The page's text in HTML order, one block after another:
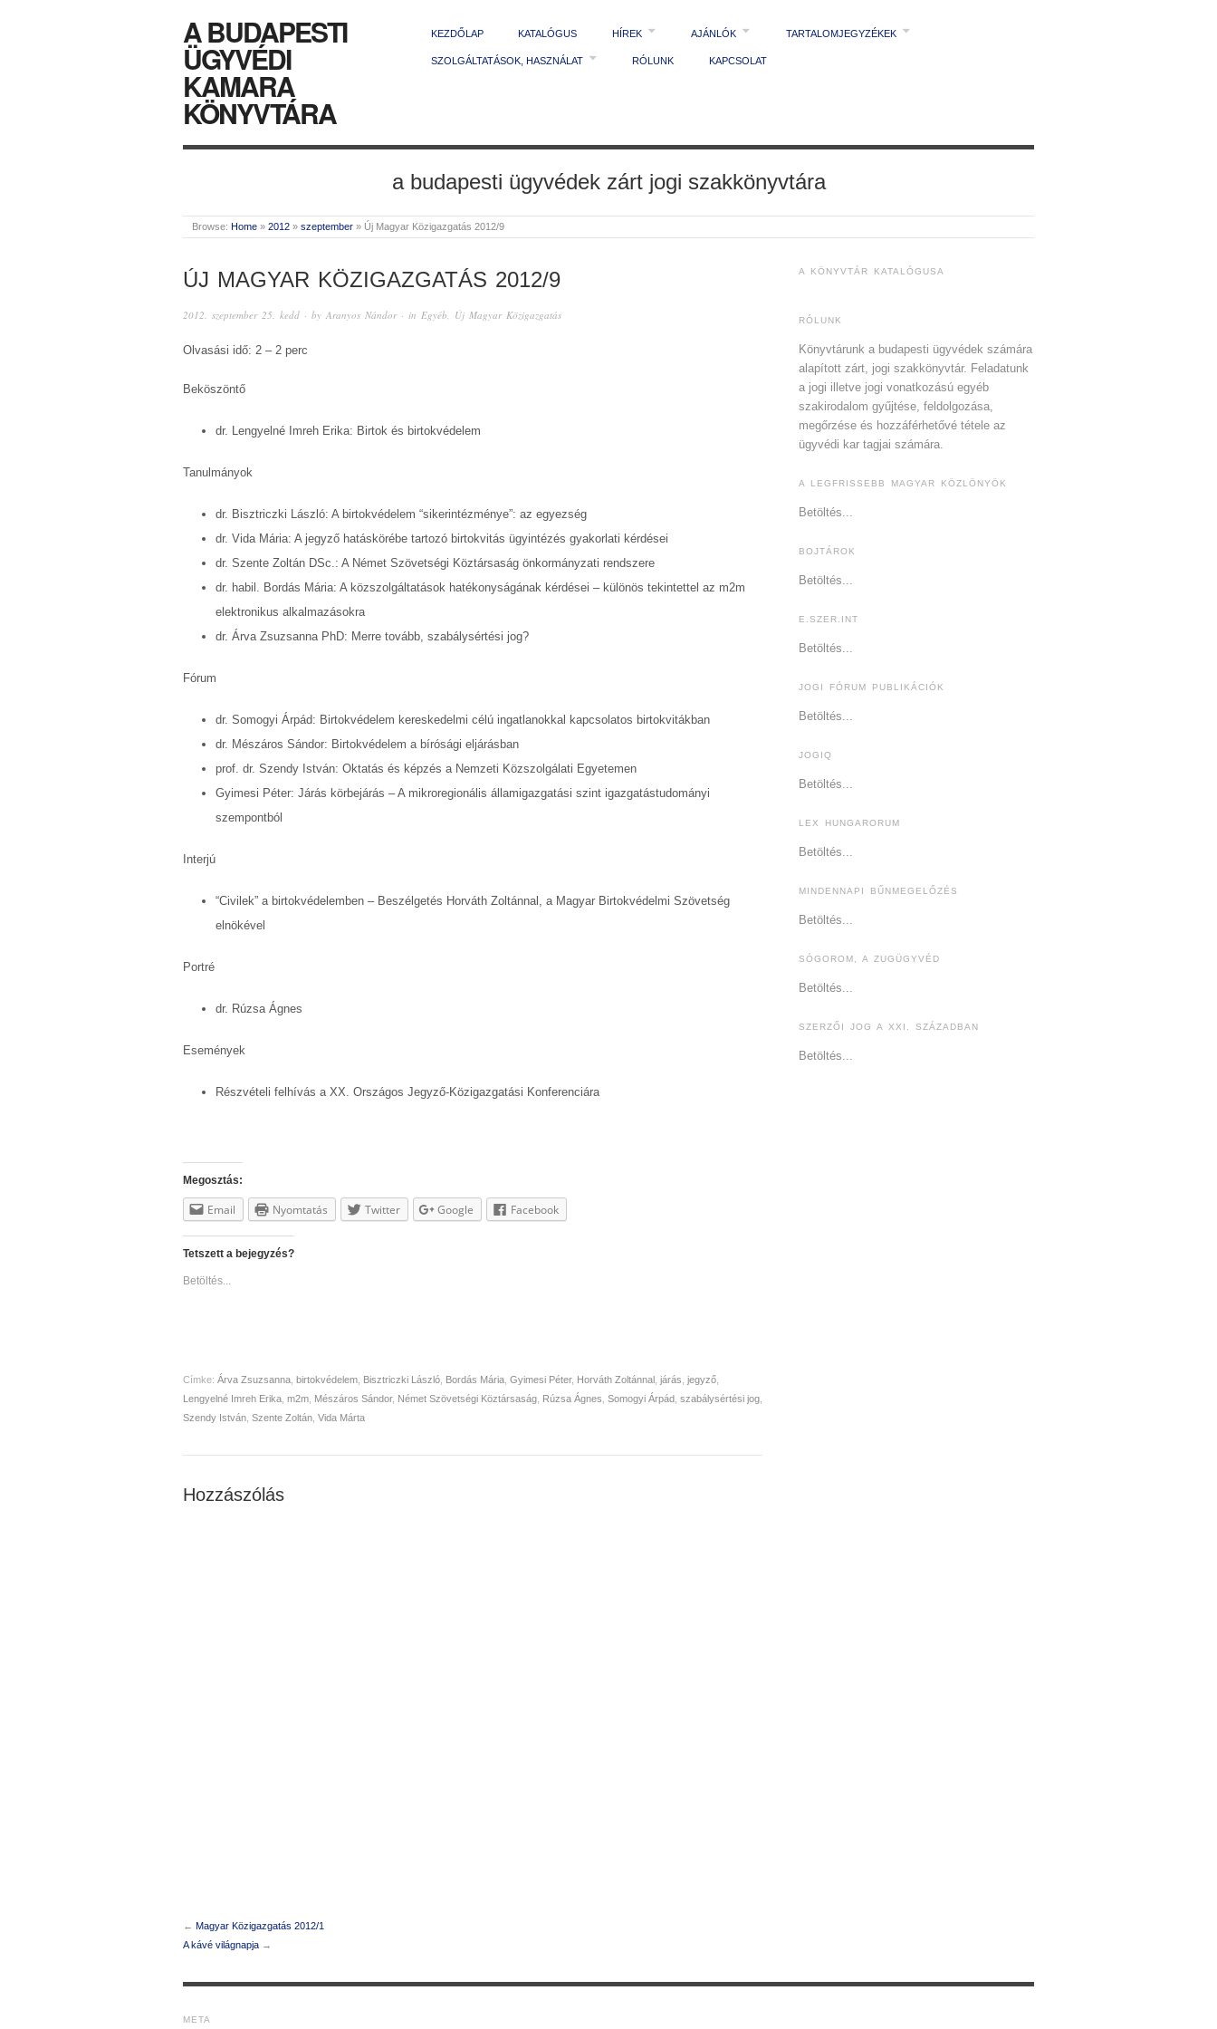
A BUDAPESTI
ÜGYVÉDI
KAMARA
KÖNYVTÁRA
KEZDŐLAP KATALÓGUS HÍREK AJÁNLÓK TARTALOMJEGYZÉKEK
SZOLGÁLTATÁSOK, HASZNÁLAT RÓLUNK KAPCSOLAT
a budapesti ügyvédek zárt jogi szakkönyvtára
Browse: Home » 2012 » szeptember » Új Magyar Közigazgatás 2012/9
ÚJ MAGYAR KÖZIGAZGATÁS 2012/9
2012. szeptember 25. kedd · by Aranyos Nándor· in Egyéb, Új Magyar Közigazgatás
Olvasási idő: 2 – 2 perc
Beköszöntő
dr. Lengyelné Imreh Erika: Birtok és birtokvédelem
Tanulmányok
dr. Bisztriczki László: A birtokvédelem “sikerintézménye”: az egyezség
dr. Vida Mária: A jegyző hatáskörébe tartozó birtokvitás ügyintézés gyakorlati kérdései
dr. Szente Zoltán DSc.: A Német Szövetségi Köztársaság önkormányzati rendszere
dr. habil. Bordás Mária: A közszolgáltatások hatékonyságának kérdései – különös tekintettel az m2m
elektronikus alkalmazásokra
dr. Árva Zsuzsanna PhD: Merre tovább, szabálysértési jog?
Fórum
dr. Somogyi Árpád: Birtokvédelem kereskedelmi célú ingatlanokkal kapcsolatos birtokvitákban
dr. Mészáros Sándor: Birtokvédelem a bírósági eljárásban
prof. dr. Szendy István: Oktatás és képzés a Nemzeti Közszolgálati Egyetemen
Gyimesi Péter: Járás körbejárás – A mikroregionális államigazgatási szint igazgatástudományi
szempontból
Interjú
“Civilek” a birtokvédelemben – Beszélgetés Horváth Zoltánnal, a Magyar Birtokvédelmi Szövetség
elnökével
Portré
dr. Rúzsa Ágnes
Események
Részvételi felhívás a XX. Országos Jegyző-Közigazgatási Konferenciára
Megosztás:
Email Nyomtatás Twitter Google Facebook
Tetszett a bejegyzés?
Betöltés...
Címke: Árva Zsuzsanna birtokvédelem Bisztriczki László Bordás Mária Gyimesi Péter, Horváth Zoltánnal járás jegyző
Lengyelné Imreh Erika m2m Mészáros Sándor, Német Szövetségi Köztársaság Rúzsa Ágnes Somogyi Árpád szabálysértési jog
Szendy István Szente Zoltán Vida Márta
Hozzászólás
← Magyar Közigazgatás 2012/1
A kávé világnapja →
A KÖNYVTÁR KATALÓGUSA
RÓLUNK
Könyvtárunk a budapesti ügyvédek számára
alapított zárt, jogi szakkönyvtár. Feladatunk
a jogi illetve jogi vonatkozású egyéb
szakirodalom gyűjtése, feldolgozása,
megőrzése és hozzáférhetővé tétele az
ügyvédi kar tagjai számára.
A LEGFRISSEBB MAGYAR KÖZLÖNYÖK
Betöltés...
BOJTÁROK
Betöltés...
E.SZER.INT
Betöltés...
JOGI FÓRUM PUBLIKÁCIÓK
Betöltés...
JOGIQ
Betöltés...
LEX HUNGARORUM
Betöltés...
MINDENNAPI BŰNMEGELŐZÉS
Betöltés...
SÓGOROM, A ZUGÜGYVÉD
Betöltés...
SZERZŐI JOG A XXI. SZÁZADBAN
Betöltés...
META